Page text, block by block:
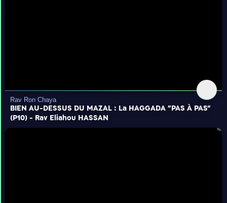
Rav Ron Chaya
BIEN AU-DESSUS DU MAZAL : La HAGGADA "PAS À PAS"
(P10) - Rav Eliahou HASSAN